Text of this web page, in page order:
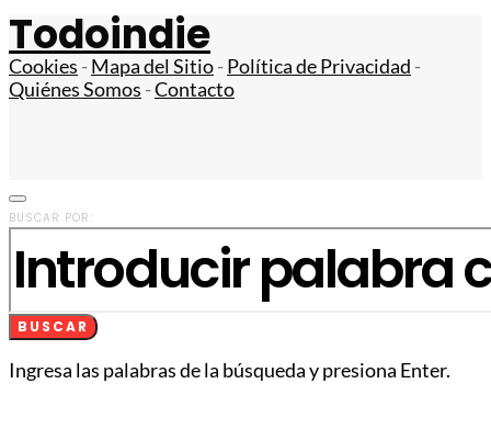
Todoindie
Cookies -Mapa del Sitio-Política de Privacidad -
Quiénes Somos -Contacto
BUSCAR POR:
BUSCAR
Ingresa las palabras de la búsqueda y presiona Enter.